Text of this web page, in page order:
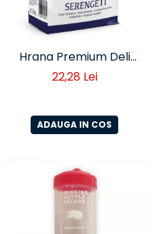
Hrana Premium Deli
Nature Serengeti pentru
22,28 Lei
ADAUGA IN COS